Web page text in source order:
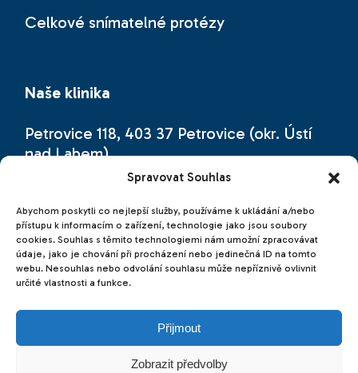
Spravovat Souhlas
Abychom poskytli co nejlepší služby, používáme k ukládání a/nebo
přístupu k informacím o zařízení, technologie jako jsou soubory
cookies. Souhlas s těmito technologiemi nám umožní zpracovávat
údaje, jako je chování při procházení nebo jedinečná ID na tomto
webu. Nesouhlas nebo odvolání souhlasu může nepříznivě ovlivnit
určité vlastnosti a funkce.
Přijmout
Zobrazit předvolby
Celkové snímatelné protézy
Naše klinika
Petrovice 118, 403 37 Petrovice (okr. Ústí
nad Labem)
německé hranici (hraniční přechod
Petrovice – Bahratal, cca 20 km od
Drážďan).
emline - marketing online